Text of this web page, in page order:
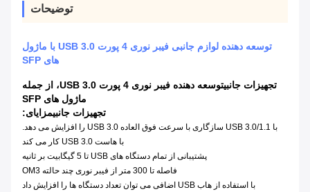
توضیحات
توسعه دهنده لوازم جانبی فیبر نوری 4 پورت USB 3.0 با ماژول
های SFP
تجهیزات جانبی
توسعه دهنده فیبر نوری 4 پورت USB 3.0، از جمله
ماژول های SFP
تجهیزات جانبیمزایای:
با USB 3.0/1.1 سازگاری با سرعت فوق العاده USB 3.0 را افزایش می دهد.
با هاست USB 3.0 کار می کند
پشتیبانی از تمام دستگاه های USB تا 5 گیگابیت بر ثانیه
فاصله تا 300 متر از فیبر نوری چند حالته OM3
با استفاده از هاب USB اضافی می توان تعداد دستگاه ها را افزایش داد